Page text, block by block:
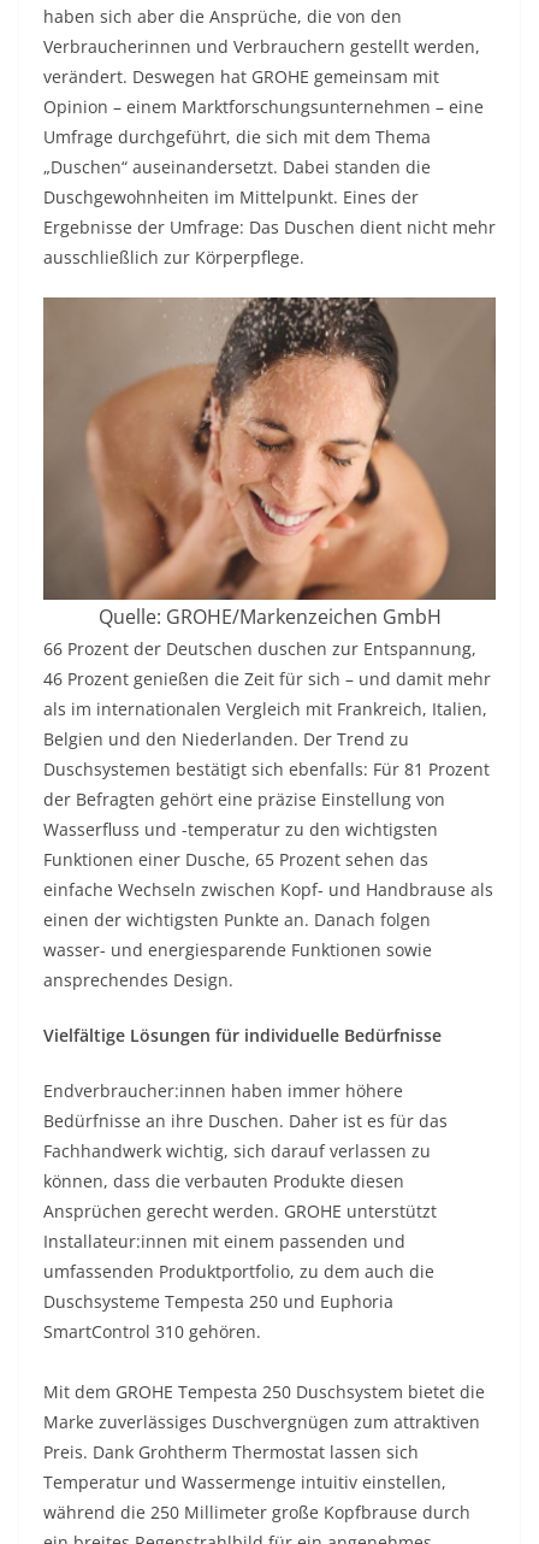
haben sich aber die Ansprüche, die von den
Verbraucherinnen und Verbrauchern gestellt werden,
verändert. Deswegen hat GROHE gemeinsam mit
Opinion – einem Marktforschungsunternehmen – eine
Umfrage durchgeführt, die sich mit dem Thema
„Duschen“ auseinandersetzt. Dabei standen die
Duschgewohnheiten im Mittelpunkt. Eines der
Ergebnisse der Umfrage: Das Duschen dient nicht mehr
ausschließlich zur Körperpflege.
Quelle: GROHE/Markenzeichen GmbH
66 Prozent der Deutschen duschen zur Entspannung,
46 Prozent genießen die Zeit für sich – und damit mehr
als im internationalen Vergleich mit Frankreich, Italien,
Belgien und den Niederlanden. Der Trend zu
Duschsystemen bestätigt sich ebenfalls: Für 81 Prozent
der Befragten gehört eine präzise Einstellung von
Wasserfluss und -temperatur zu den wichtigsten
Funktionen einer Dusche, 65 Prozent sehen das
einfache Wechseln zwischen Kopf- und Handbrause als
einen der wichtigsten Punkte an. Danach folgen
wasser- und energiesparende Funktionen sowie
ansprechendes Design.
Vielfältige Lösungen für individuelle Bedürfnisse
Endverbraucher:innen haben immer höhere
Bedürfnisse an ihre Duschen. Daher ist es für das
Fachhandwerk wichtig, sich darauf verlassen zu
können, dass die verbauten Produkte diesen
Ansprüchen gerecht werden. GROHE unterstützt
Installateur:innen mit einem passenden und
umfassenden Produktportfolio, zu dem auch die
Duschsysteme Tempesta 250 und Euphoria
SmartControl 310 gehören.
Mit dem GROHE Tempesta 250 Duschsystem bietet die
Marke zuverlässiges Duschvergnügen zum attraktiven
Preis. Dank Grohtherm Thermostat lassen sich
Temperatur und Wassermenge intuitiv einstellen,
während die 250 Millimeter große Kopfbrause durch